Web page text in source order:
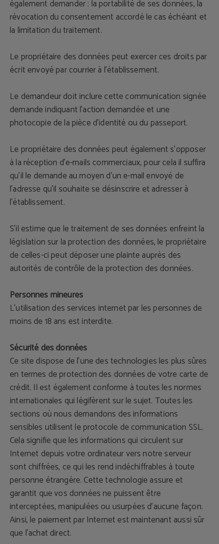
également demander : la portabilité de ses données, la
révocation du consentement accordé le cas échéant et
la limitation du traitement.
Le propriétaire des données peut exercer ces droits par
écrit envoyé par courrier à l'établissement.
Le demandeur doit inclure cette communication signée
demande indiquant l'action demandée et une
photocopie de la pièce d'identité ou du passeport.
Le propriétaire des données peut également s'opposer
à la réception d'e-mails commerciaux, pour cela il suffira
qu'il le demande au moyen d'un e-mail envoyé de
l'adresse qu'il souhaite se désinscrire et adresser à
l'établissement.
S'il estime que le traitement de ses données enfreint la
législation sur la protection des données, le propriétaire
de celles-ci peut déposer une plainte auprès des
autorités de contrôle de la protection des données.
Personnes mineures
L'utilisation des services internet par les personnes de
moins de 18 ans est interdite.
Sécurité des données
Ce site dispose de l'une des technologies les plus sûres
en termes de protection des données de votre carte de
crédit. Il est également conforme à toutes les normes
internationales qui légifèrent sur le sujet. Toutes les
sections où nous demandons des informations
sensibles utilisent le protocole de communication SSL.
Cela signifie que les informations qui circulent sur
Internet depuis votre ordinateur vers notre serveur
sont chiffrées, ce qui les rend indéchiffrables à toute
personne étrangère. Cette technologie assure et
garantit que vos données ne puissent être
interceptées, manipulées ou usurpées d'aucune façon.
Ainsi, le paiement par Internet est maintenant aussi sûr
que l'achat direct.